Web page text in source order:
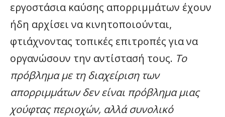
εργοστάσια καύσης απορριμμάτων έχουν
ήδη αρχίσει να κινητοποιούνται,
φτιάχνοντας τοπικές επιτροπές για να
οργανώσουν την αντίστασή τους. Το
πρόβλημα με τη διαχείριση των
απορριμμάτων δεν είναι πρόβλημα μιας
χούφτας περιοχών, αλλά συνολικό